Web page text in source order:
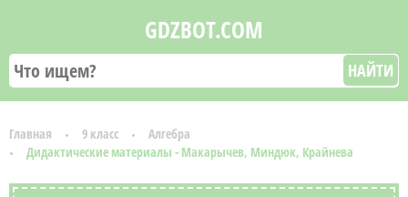
GDZBOT.COM
НАЙТИ
Главная 9 класс
Алгебра
Дидактические материалы - Макарычев, Миндюк, Крайнева